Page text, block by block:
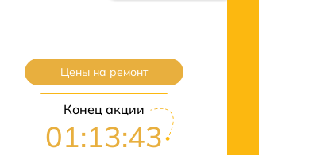
Цены на ремонт
Конец акции
01:13:42